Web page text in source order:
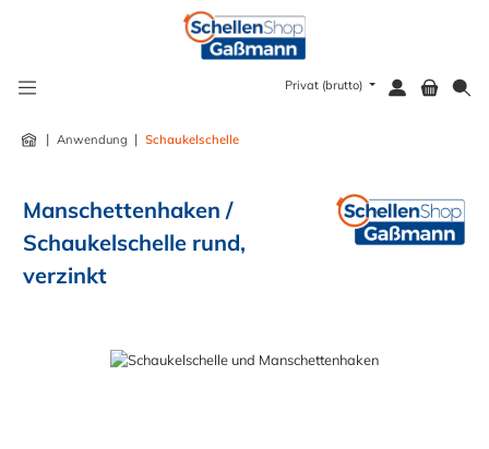
Privat (brutto)
| Anwendung | Schaukelschelle
Manschettenhaken /
Schaukelschelle rund,
verzinkt
Bildergalerie überspringen